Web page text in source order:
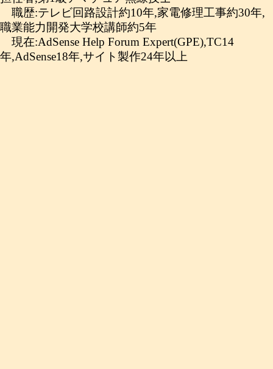
職歴:テレビ回路設計約10年,家電修理工事約30年,
職業能力開発大学校講師約5年
現在:AdSense Help Forum Expert(GPE),TC14
年,AdSense18年,サイト製作24年以上